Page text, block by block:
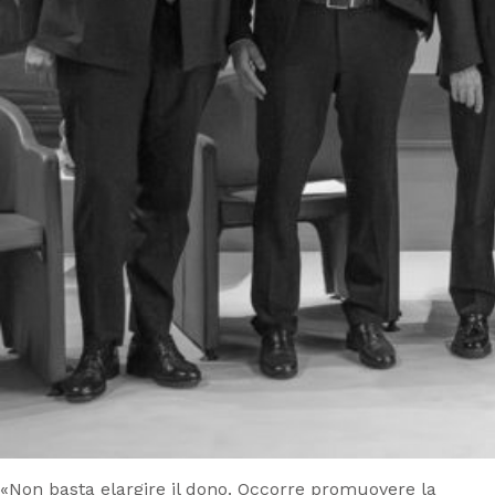
«Non basta elargire il dono. Occorre promuovere la